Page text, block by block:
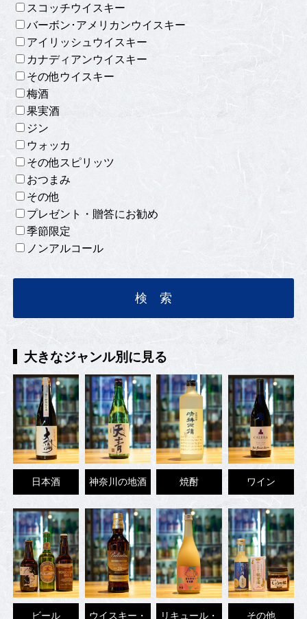
スコッチウイスキー
バーボン･アメリカンウイスキー
アイリッシュウイスキー
カナディアンウイスキー
その他ウイスキー
梅酒
果実酒
ジン
ウォッカ
その他スピリッツ
おつまみ
その他
プレゼント・贈答にお勧め
季節限定
ノンアルコール
大きなジャンル別に見る
日本酒 神奈川の地酒 焼酎 ワイン
ビール ウイスキー・ リキュール・ その他